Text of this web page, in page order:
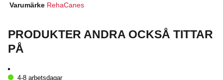
Varumärke RehaCanes
PRODUKTER ANDRA OCKSÅ TITTAR
PÅ
4-8 arbetsdagar